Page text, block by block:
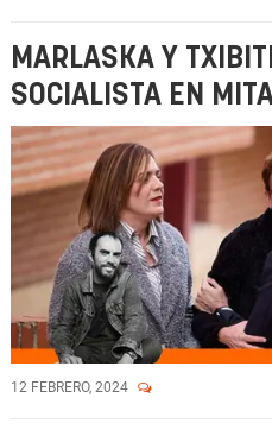
MARLASKA Y
SOCIALISTA EN
12 FEBRERO, 2024